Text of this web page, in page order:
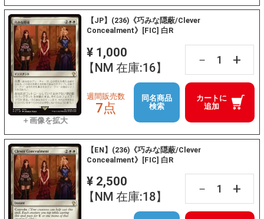
【JP】(236)《巧みな隠蔽/Clever
Concealment》[FIC] 白R
¥ 1,000
【NM 在庫:16】
－ +
カートに
追加
週間販売数
7点
同名商品
検索
【EN】(236)《巧みな隠蔽/Clever
Concealment》[FIC] 白R
¥ 2,500
【NM 在庫:18】
－ +